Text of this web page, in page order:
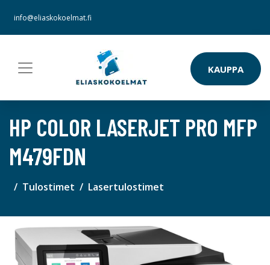
info@eliaskokoelmat.fi
KAUPPA
HP COLOR LASERJET PRO MFP
M479FDN
Tulostimet Lasertulostimet